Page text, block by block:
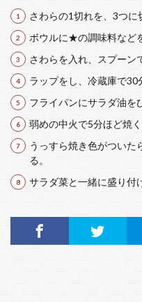
さわらの1切れを、3つに
ボウルに★の調味料など
さわらを入れ、スプーン
ラップをし、冷蔵庫で30
フライパンにサラダ油を
弱めの中火で5分ほど焼く
うっすら焼き色がついた
る。
サラダ菜と一緒に盛り付